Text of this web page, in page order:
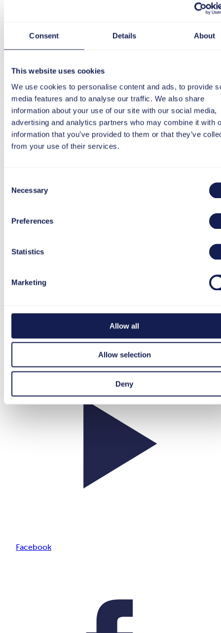
Consent Details About
This website uses cookies
We use cookies to personalise content and ads, to provide
media features and to analyse our traffic. We also share
information about your use of our site with our social media,
advertising and analytics partners who may combine it with
information that you’ve provided to them or that they’ve
from your use of their services.
Selection
Necessary
Preferences
Statistics
Marketing
Allow all
Allow selection
Deny
LinkedIn
YouTube
Facebook